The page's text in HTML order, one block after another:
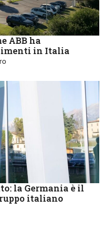
ABB ha
in Italia
la Germania è il
italiano